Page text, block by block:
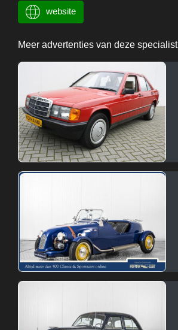
website
Meer advertenties van deze specialist